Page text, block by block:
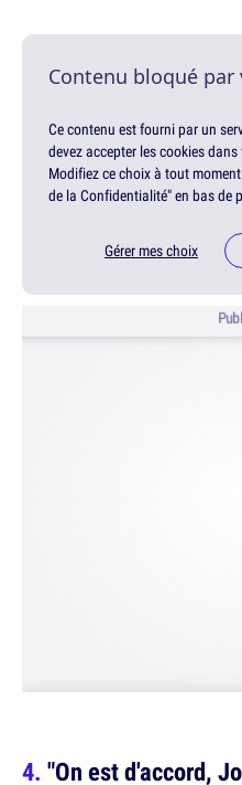
Contenu bloqué
Ce contenu est fourni par un
devez accepter les cookies
Modifiez ce choix à tout
de la Confidentialité" en bas de
Gérer mes choix
"On est d'accord,